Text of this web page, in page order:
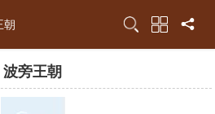
朝
波旁王朝